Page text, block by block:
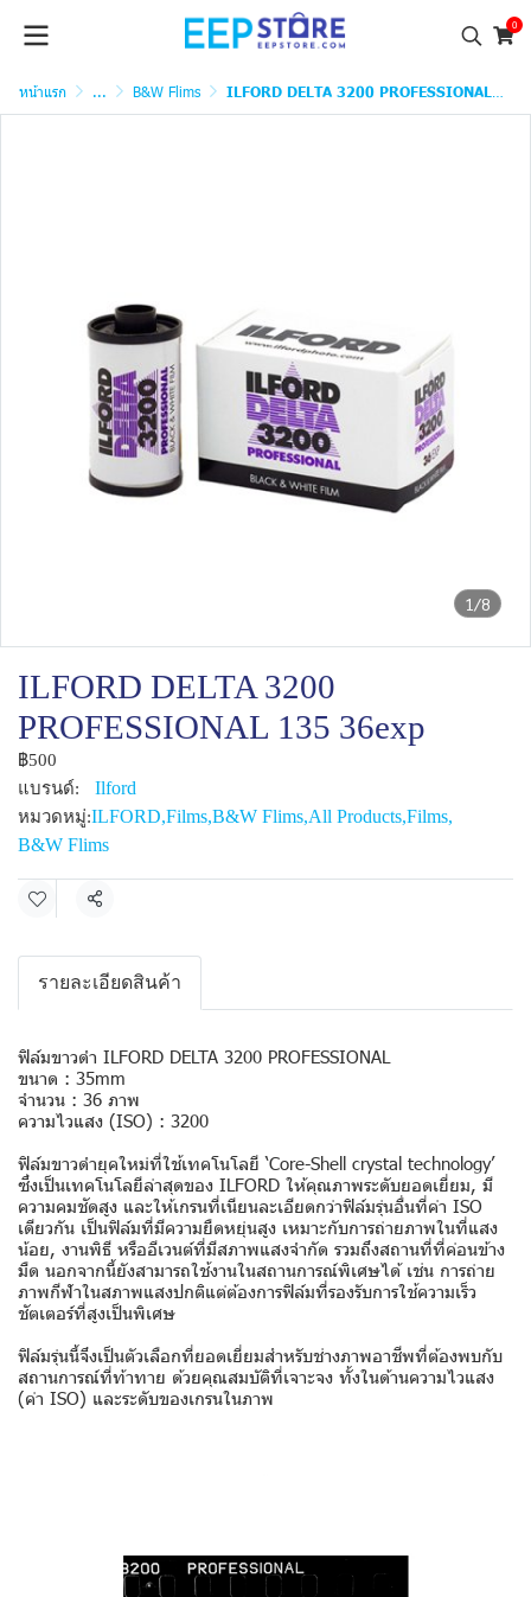
0
หน้าแรก ... B&W Flims ILFORD DELTA 3200 PROFESSIONAL 135 36exp
1/8
ILFORD DELTA 3200
PROFESSIONAL 135 36exp
฿500
แบรนด์:
Ilford
หมวดหมู่:ILFORD,Films,B&W Flims,All Products,Films,
B&W Flims
แชร์
รายละเอียดสินค้า
ฟิล์มขาวดำ ILFORD DELTA 3200 PROFESSIONAL
ขนาด : 35mm
จำนวน : 36 ภาพ
ความไวแสง (ISO) : 3200
ฟิล์มขาวดำยุคใหม่ที่ใช้เทคโนโลยี ‘Core-Shell crystal technology’
ซึ่งเป็นเทคโนโลยีล่าสุดของ ILFORD ให้คุณภาพระดับยอดเยี่ยม, มี
ความคมชัดสูง และให้เกรนที่เนียนละเอียดกว่าฟิล์มรุ่นอื่นที่ค่า ISO
เดียวกัน เป็นฟิล์มที่มีความยืดหยุ่นสูง เหมาะกับการถ่ายภาพในที่แสง
น้อย, งานพิธี หรืออีเวนต์ที่มีสภาพแสงจำกัด รวมถึงสถานที่ที่ค่อนข้าง
มืด นอกจากนี้ยังสามารถใช้งานในสถานการณ์พิเศษได้ เช่น การถ่าย
ภาพกีฬาในสภาพแสงปกติแต่ต้องการฟิล์มที่รองรับการใช้ความเร็ว
ชัตเตอร์ที่สูงเป็นพิเศษ
ฟิล์มรุ่นนี้จึงเป็นตัวเลือกที่ยอดเยี่ยมสำหรับช่างภาพอาชีพที่ต้องพบกับ
สถานการณ์ที่ท้าทาย ด้วยคุณสมบัติที่เจาะจง ทั้งในด้านความไวแสง
(ค่า ISO) และระดับของเกรนในภาพ